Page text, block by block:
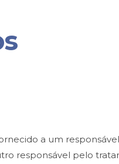
a um
responsável pelo